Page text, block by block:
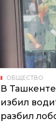
ОБЩЕСТВО
В
избил
разбил